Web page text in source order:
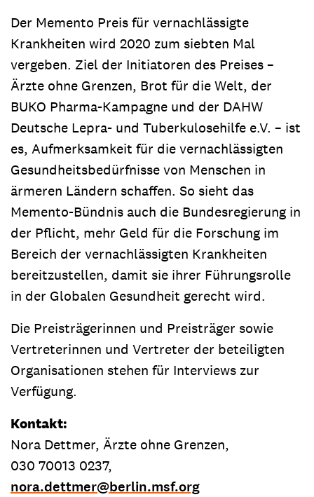
Der Memento Preis für vernachlässigte
Krankheiten wird 2020 zum siebten Mal
vergeben. Ziel der Initiatoren des Preises –
Ärzte ohne Grenzen, Brot für die Welt, der
BUKO Pharma-Kampagne und der DAHW
Deutsche Lepra- und Tuberkulosehilfe e.V. – ist
es, Aufmerksamkeit für die vernachlässigten
Gesundheitsbedürfnisse von Menschen in
ärmeren Ländern schaffen. So sieht das
Memento-Bündnis auch die Bundesregierung in
der Pflicht, mehr Geld für die Forschung im
Bereich der vernachlässigten Krankheiten
bereitzustellen, damit sie ihrer Führungsrolle
in der Globalen Gesundheit gerecht wird.
Die Preisträgerinnen und Preisträger sowie
Vertreterinnen und Vertreter der beteiligten
Organisationen stehen für Interviews zur
Verfügung.
Kontakt:
Nora Dettmer, Ärzte ohne Grenzen,
030 70013 0237,
nora.dettmer@berlin.msf.org